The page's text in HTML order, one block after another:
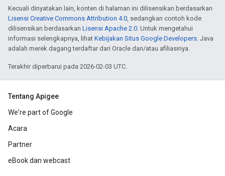
Kecuali dinyatakan lain, konten di halaman ini dilisensikan berdasarkan
Lisensi Creative Commons Attribution 4.0, sedangkan contoh kode
dilisensikan berdasarkan Lisensi Apache 2.0. Untuk mengetahui
informasi selengkapnya, lihat Kebijakan Situs Google Developers. Java
adalah merek dagang terdaftar dari Oracle dan/atau afiliasinya.
Terakhir diperbarui pada 2026-02-03 UTC.
Tentang Apigee
We're part of Google
Acara
Partner
eBook dan webcast